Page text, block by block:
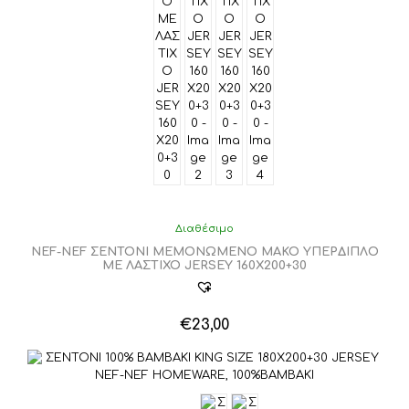
Διαθέσιμο
NEF-NEF ΣΕΝΤΟΝΙ ΜΕΜΟΝΩΜΕΝΟ ΜΑΚΟ ΥΠΕΡΔΙΠΛΟ
ΜΕ ΛΑΣΤΙΧΟ JERSEY 160X200+30
€23,00
το
προϊόν
έχει